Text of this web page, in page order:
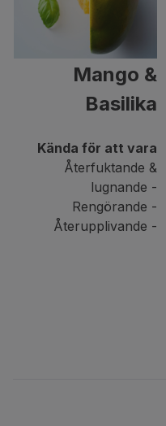
Mango &
Basilika
Kända för att vara
Återfuktande &
lugnande -
Rengörande -
Återupplivande -